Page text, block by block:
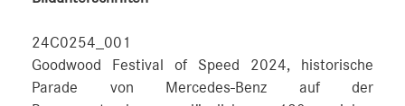
24C0254_001
Goodwood Festival of Speed 2024, historische
Parade von Mercedes-Benz auf der